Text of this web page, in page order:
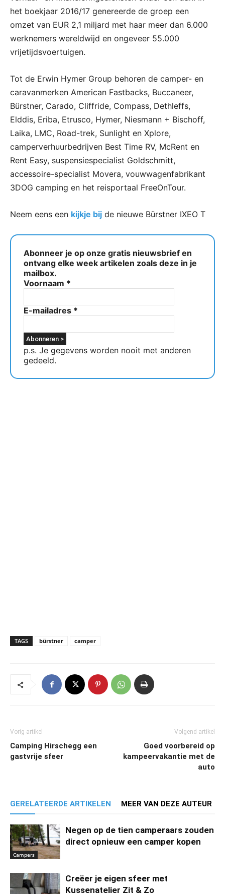
het boekjaar 2016/17 genereerde de groep een
omzet van EUR 2,1 miljard met haar meer dan 6.000
werknemers wereldwijd en ongeveer 55.000
vrijetijdsvoertuigen.
Tot de Erwin Hymer Group behoren de camper- en
caravanmerken American Fastbacks, Buccaneer,
Bürstner, Carado, Cliffride, Compass, Dethleffs,
Elddis, Eriba, Etrusco, Hymer, Niesmann + Bischoff,
Laika, LMC, Road-trek, Sunlight en Xplore,
camperverhuurbedrijven Best Time RV, McRent en
Rent Easy, suspensiespecialist Goldschmitt,
accessoire-specialist Movera, vouwwagenfabrikant
3DOG camping en het reisportaal FreeOnTour.
Neem eens een kijkje bij de nieuwe Bürstner IXEO T
Abonneer je op onze gratis nieuwsbrief en
ontvang elke week artikelen zoals deze in je
mailbox.
Voornaam *
E-mailadres *
p.s. Je gegevens worden nooit met anderen
gedeeld.
TAGS bürstner camper
Vorig artikel
Camping Hirschegg een
gastvrije sfeer
Volgend artikel
Goed voorbereid op
kampeervakantie met de
auto
GERELATEERDE ARTIKELEN MEER VAN DEZE AUTEUR
Campers
Negen op de tien camperaars zouden
direct opnieuw een camper kopen
Creëer je eigen sfeer met
Kussenatelier Zit & Zo